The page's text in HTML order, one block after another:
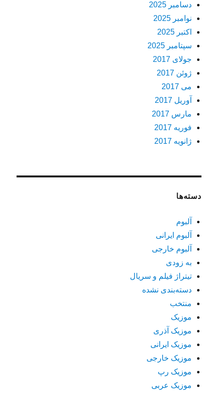
دسامبر 2025
نوامبر 2025
اکتبر 2025
سپتامبر 2025
جولای 2017
ژوئن 2017
می 2017
آوریل 2017
مارس 2017
فوریه 2017
ژانویه 2017
دسته‌ها
آلبوم
آلبوم ایرانی
آلبوم خارجی
به زودی
تیتراژ فیلم و سریال
دسته‌بندی نشده
منتخب
موزیک
موزیک آذری
موزیک ایرانی
موزیک خارجی
موزیک رپ
موزیک عربی